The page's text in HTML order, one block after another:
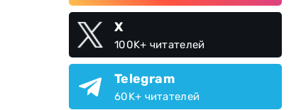
X
100K+ читателей
Telegram
60K+ читателей